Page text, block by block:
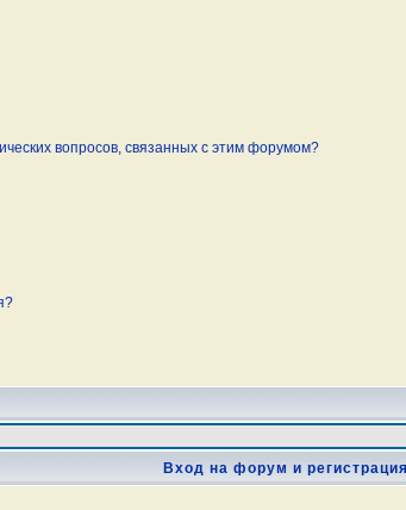
вопросов, связанных с этим форумом?
Вход на форум и регистрация